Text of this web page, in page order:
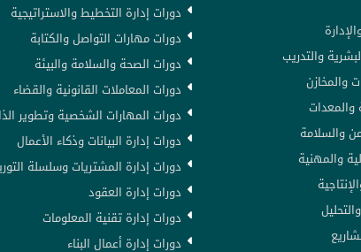
والتدريب
والمخازن
والمعدات
والسلامة
والمهنية
دورات إدارة التخطيط والاستراتيجية
دورات مهارات التواصل والكتابة
دورات الصحة والسلامة والبيئة
دورات المعاملات القانونية والقضاء
دورات المهارات الشخصية وتطوير
دورات إدارة البيانات وذكاء الأعمال
دورات إدارة المشتريات وسلسلة
دورات إدارة العقود
دورات إدارة تقنية المعلومات
دورات إدارة أعمال البناء